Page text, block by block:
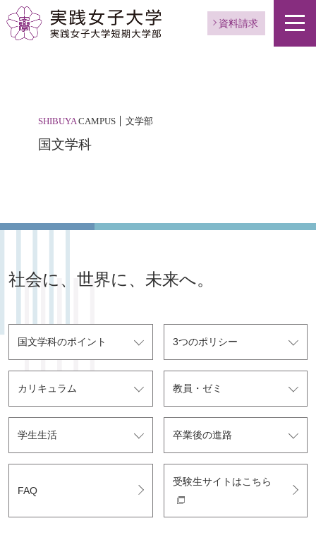
資料請求
SHIBUYACAMPUS 文学部
国文学科
社会に、世界に、未来へ。
国文学科のポイント 3つのポリシー
カリキュラム 教員・ゼミ
学生生活 卒業後の進路
FAQ
受験生サイトはこちら